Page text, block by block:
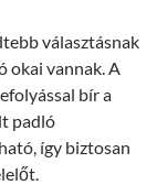
választásnak
okai vannak. A
bír a
padló
így biztosan